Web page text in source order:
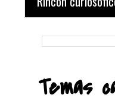
Temas